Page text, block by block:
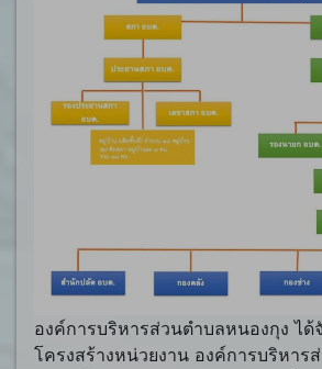
องค์การบริหารส่วนตำบลหนองกุง ไ
โครงสร้างหน่วยงาน องค์การบริหาร